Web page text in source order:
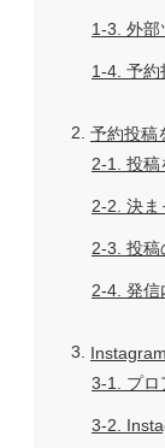
1-3 外部
1-4 予約
2 予約投稿
2-1
投稿
2-2 決ま
2-3 投稿
2-4 発信
3
3-1
プロ
3-2